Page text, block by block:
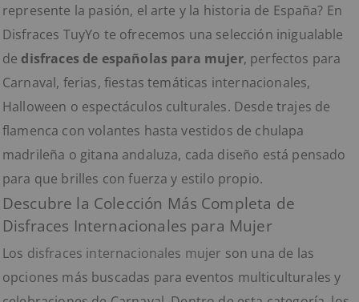
represente la pasión, el arte y la historia de España? En
Disfraces TuyYo te ofrecemos una selección inigualable
de disfraces de españolas para mujer, perfectos para
Carnaval, ferias, fiestas temáticas internacionales,
Halloween o espectáculos culturales. Desde trajes de
flamenca con volantes hasta vestidos de chulapa
madrileña o gitana andaluza, cada diseño está pensado
para que brilles con fuerza y estilo propio.
Descubre la Colección Más Completa de
Disfraces Internacionales para Mujer
Los disfraces internacionales mujer son una de las
opciones más buscadas para eventos multiculturales y